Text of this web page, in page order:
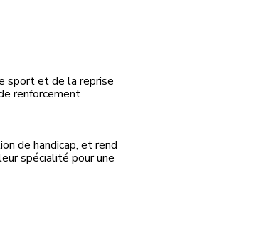
sport et de la reprise
renforcement
de handicap, et rend
spécialité pour une